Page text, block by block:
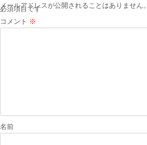
ー
シ
メールアドレスが公開されることはありません。
必須項目です
コメント ※
名前